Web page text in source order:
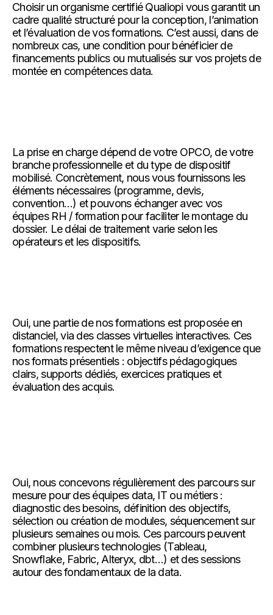
Choisir un organisme certifié Qualiopi vous garantit un
cadre qualité structuré pour la conception, l’animation
et l’évaluation de vos formations. C’est aussi, dans de
nombreux cas, une condition pour bénéficier de
financements publics ou mutualisés sur vos projets de
montée en compétences data.
La prise en charge dépend de votre OPCO, de votre
branche professionnelle et du type de dispositif
mobilisé. Concrètement, nous vous fournissons les
éléments nécessaires (programme, devis,
convention…) et pouvons échanger avec vos
équipes RH / formation pour faciliter le montage du
dossier. Le délai de traitement varie selon les
opérateurs et les dispositifs.
Oui, une partie de nos formations est proposée en
distanciel, via des classes virtuelles interactives. Ces
formations respectent le même niveau d’exigence que
nos formats présentiels : objectifs pédagogiques
clairs, supports dédiés, exercices pratiques et
évaluation des acquis.
Oui, nous concevons régulièrement des parcours sur
mesure pour des équipes data, IT ou métiers :
diagnostic des besoins, définition des objectifs,
sélection ou création de modules, séquencement sur
plusieurs semaines ou mois. Ces parcours peuvent
combiner plusieurs technologies (Tableau,
Snowflake, Fabric, Alteryx, dbt…) et des sessions
autour des fondamentaux de la data.